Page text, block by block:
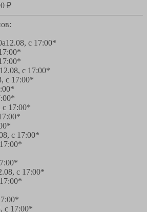
₽
12.08, с 17:00*
12.08, с 17:00*
с 17:00*
с 17:00*
с 17:00*
с 17:00*
с 17:00*